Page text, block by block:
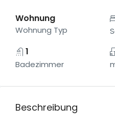
Wohnung
Wohnung Typ
1
Badezimmer
Beschreibung